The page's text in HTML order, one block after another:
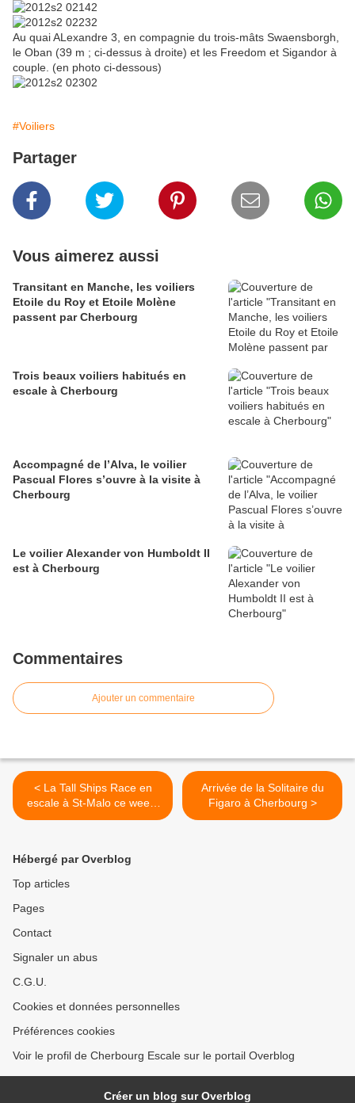
Au quai ALexandre 3, en compagnie du trois-mâts Swaensborgh,
le Oban (39 m ; ci-dessus à droite) et les Freedom et Sigandor à
couple. (en photo ci-dessous)
#Voiliers
Partager
Vous aimerez aussi
Transitant en Manche, les voiliers
Etoile du Roy et Etoile Molène
passent par Cherbourg
Trois beaux voiliers habitués en
escale à Cherbourg
Accompagné de l’Alva, le voilier
Pascual Flores s’ouvre à la visite à
Cherbourg
Le voilier Alexander von Humboldt II
est à Cherbourg
Commentaires
Ajouter un commentaire
< La Tall Ships Race en
escale à St-Malo ce week-
end
Arrivée de la Solitaire du
Figaro à Cherbourg >
Hébergé par Overblog
Top articles
Pages
Contact
Signaler un abus
C.G.U.
Cookies et données personnelles
Préférences cookies
Voir le profil de Cherbourg Escale sur le portail Overblog
Créer un blog sur Overblog